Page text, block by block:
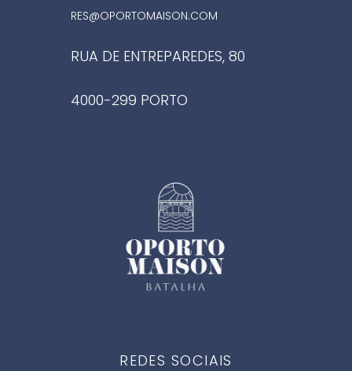
RES@OPORTOMAISON.COM
RUA DE ENTREPAREDES, 80
4000-299 PORTO
REDES SOCIAIS